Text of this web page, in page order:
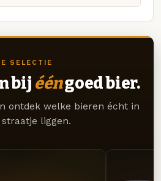
SELECTIE
bij ééngoed bier.
ontdek welke bieren écht in
liggen.